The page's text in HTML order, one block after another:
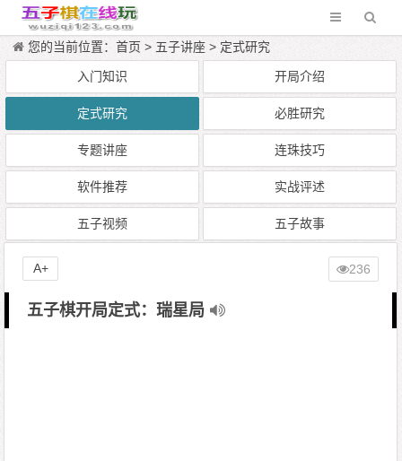
您的当前位置：首页 > 五子讲座 > 定式研究
入门知识 开局介绍
定式研究 必胜研究
专题讲座 连珠技巧
软件推荐 实战评述
五子视频 五子故事
五子棋开局定式：瑞星局
236
A+